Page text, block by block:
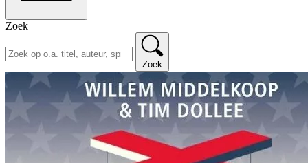
Zoek
Zoek